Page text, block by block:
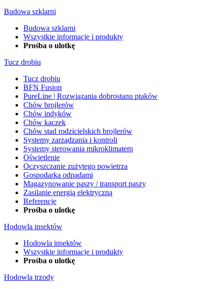
Budowa szklarni
Budowa szklarni
Wszystkie informacje i produkty
Prośba o ulotkę
Tucz drobiu
Tucz drobiu
BFN Fusion
PureLine | Rozwiązania dobrostanu ptaków
Chów brojlerów
Chów indyków
Chów kaczek
Chów stad rodzicielskich brojlerów
Systemy zarządzania i kontroli
Systemy sterowania mikroklimatem
Oświetlenie
Oczyszczanie zużytego powietrza
Gospodarka odpadami
Magazynowanie paszy / transport paszy
Zasilanie energią elektryczną
Referencje
Prośba o ulotkę
Hodowla insektów
Hodowla insektów
Wszystkie informacje i produkty
Prośba o ulotkę
Hodowla trzody